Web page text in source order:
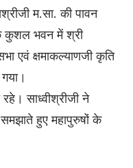
म.सा. की पावन
कुशल भवन में श्री
एवं क्षमाकल्याणजी कृति
साध्वीश्रीजी ने
समझाते हुए महापुरुषों के